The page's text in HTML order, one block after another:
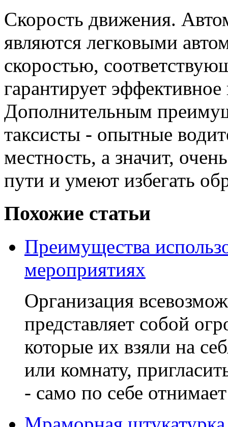
Скорость движения.
являются легковыми
скоростью,
гарантирует
Дополнительным
таксисты - опытные
местность, а значит,
пути и умеют избегать
Похожие статьи
Преимущества
мероприятиях
Организация
представляет собой
которые их взяли на
или комнату,
- само по себе